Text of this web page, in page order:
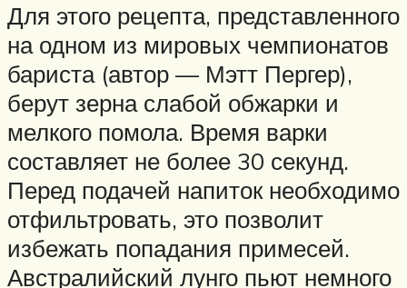
Для этого рецепта, представленного
на одном из мировых чемпионатов
бариста (автор — Мэтт Пергер),
берут зерна слабой обжарки и
мелкого помола. Время варки
составляет не более 30 секунд.
Перед подачей напиток необходимо
отфильтровать, это позволит
избежать попадания примесей.
Австралийский лунго пьют немного